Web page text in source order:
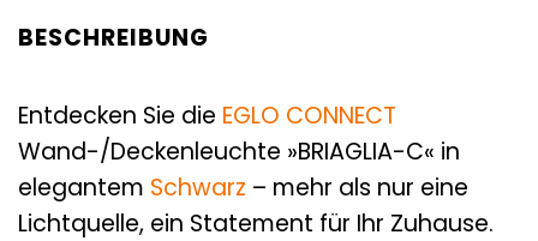
BESCHREIBUNG
Entdecken Sie die EGLO CONNECT
Wand-/Deckenleuchte »BRIAGLIA-C« in
elegantem Schwarz – mehr als nur eine
Lichtquelle, ein Statement für Ihr Zuhause.